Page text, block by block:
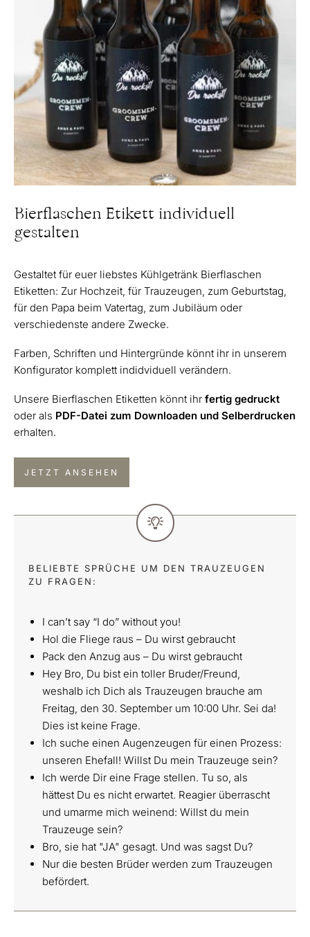
Bierflaschen Etikett individuell
gestalten
Gestaltet für euer liebstes Kühlgetränk Bierflaschen
Etiketten: Zur Hochzeit, für Trauzeugen, zum Geburtstag,
für den Papa beim Vatertag, zum Jubiläum oder
verschiedenste andere Zwecke.
Farben, Schriften und Hintergründe könnt ihr in unserem
Konfigurator komplett indidviduell verändern.
Unsere Bierflaschen Etiketten könnt ihr fertig gedruckt
oder als PDF-Datei zum Downloaden und Selberdrucken
erhalten.
JETZT ANSEHEN
BELIEBTE SPRÜCHE UM DEN TRAUZEUGEN
ZU FRAGEN:
I can’t say “I do” without you!
Hol die Fliege raus – Du wirst gebraucht
Pack den Anzug aus – Du wirst gebraucht
Hey Bro, Du bist ein toller Bruder/Freund,
weshalb ich Dich als Trauzeugen brauche am
Freitag, den 30. September um 10:00 Uhr. Sei da!
Dies ist keine Frage.
Ich suche einen Augenzeugen für einen Prozess:
unseren Ehefall! Willst Du mein Trauzeuge sein?
Ich werde Dir eine Frage stellen. Tu so, als
hättest Du es nicht erwartet. Reagier überrascht
und umarme mich weinend: Willst du mein
Trauzeuge sein?
Bro, sie hat "JA" gesagt. Und was sagst Du?
Nur die besten Brüder werden zum Trauzeugen
befördert.